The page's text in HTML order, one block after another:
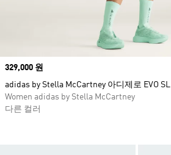
Price
329,000 원
adidas by Stella McCartney 아디제로 EVO SL
Women adidas by Stella McCartney
다른 컬러